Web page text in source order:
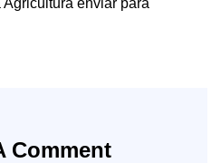
enviar para
Comment